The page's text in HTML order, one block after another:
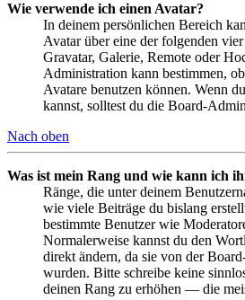
Wie verwende ich einen Avatar?
In deinem persönlichen Bereich
Avatar über eine der folgenden
Gravatar, Galerie, Remote oder
Administration kann bestimmen,
Avatare benutzen können. Wenn
kannst, solltest du die Board-
Nach oben
Was ist mein Rang und wie kann ich
Ränge, die unter deinem
wie viele Beiträge du bislang
bestimmte Benutzer wie
Normalerweise kannst du den
direkt ändern, da sie von der
wurden. Bitte schreibe keine
deinen Rang zu erhöhen — die